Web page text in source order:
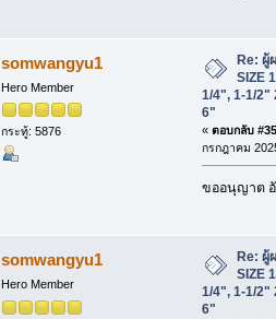
somwangyu1
Hero Member
กระทู้: 5876
Re: ผู้
SIZE
1/4", 1-1/2"
6"
« ตอบกลับ
กรกฎาคม
ขออนุญาต
somwangyu1
Hero Member
Re: ผู้
SIZE
1/4", 1-1/2"
6"